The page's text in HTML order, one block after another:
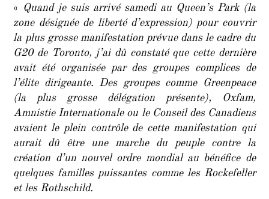
« Quand je suis arrivé samedi au Queen’s Park (la
zone désignée de liberté d’expression) pour couvrir
la plus grosse manifestation prévue dans le cadre du
G20 de Toronto, j’ai dû constaté que cette dernière
avait été organisée par des groupes complices de
l’élite dirigeante. Des groupes comme Greenpeace
(la plus grosse délégation présente), Oxfam,
Amnistie Internationale ou le Conseil des Canadiens
avaient le plein contrôle de cette manifestation qui
aurait dû être une marche du peuple contre la
création d’un nouvel ordre mondial au bénéfice de
quelques familles puissantes comme les Rockefeller
et les Rothschild.